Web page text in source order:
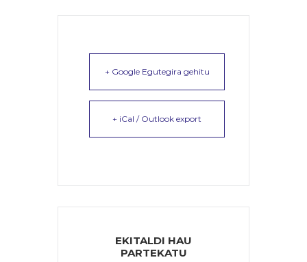
+ Google Egutegira gehitu
+ iCal / Outlook export
EKITALDI HAU
PARTEKATU